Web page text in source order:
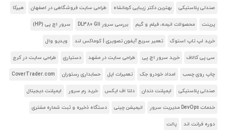
صندلی پلاستیکی بهترین دکتر زیبایی کرمانشاه طراحی سایت فروشگاهی در اصفهان هیرکا
پرینت محصولات انیمه، فیلم و گیم بررسی سرور DL380 G11 سرور اچ پی (HP)
خرید لپ تاپ استوک تعمیر سریع آیفون تصویری | کوماکس لند ویدیو وال
سی پی کالاف خرید سرور اچ پی طراحی سایت در مشهد دستیاری طراحی سایت در کرج
چاپ روی چسب امداد خودرو جک تعمیرات اپل حسابداری رستوران CoverTrader.com
صندلی پلاستیکی ایمپلنت دندان دلتا اف ایکس خرید رم سرور ایمپلنت دیجیتال
خدمات DevOps مدیریت سرور انیمیشن چینی دستگاه ذخیره و ثبت شماره مشتری
دوره فرانت اند پالت